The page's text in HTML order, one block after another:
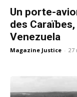
Un porte-
des
Venezuela
Magazine Justice - 27